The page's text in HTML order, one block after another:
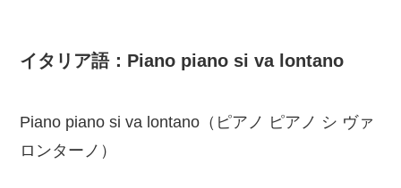
イタリア語：Piano piano si va lontano
Piano piano si va lontano（ピアノ ピアノ シ ヴァ
ロンターノ）